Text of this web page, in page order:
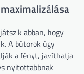
abban, hogy
A bútorok úgy
a fényt, javíthatja
nyitottabbnak